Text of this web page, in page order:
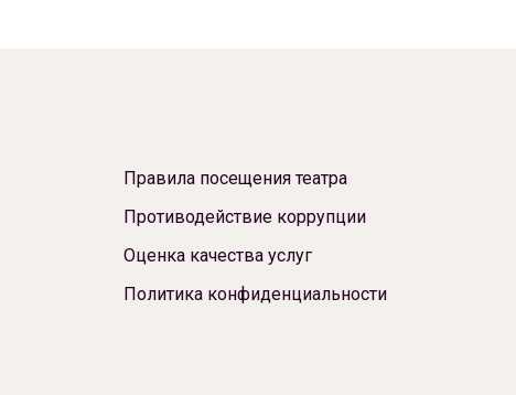
Правила посещения театра
Противодействие коррупции
Оценка качества услуг
Политика конфиденциальности